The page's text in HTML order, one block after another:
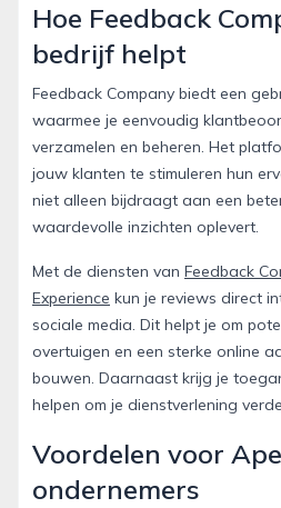
Hoe Feedback
bedrijf helpt
Feedback Company biedt een
waarmee je eenvoudig
verzamelen en beheren. Het
jouw klanten te stimuleren hun
niet alleen bijdraagt aan een
waardevolle inzichten oplevert.
Met de diensten van Feedback
Experience kun je reviews direct
sociale media. Dit helpt je om
overtuigen en een sterke online
bouwen. Daarnaast krijg je
helpen om je dienstverlening
Voordelen voor
ondernemers